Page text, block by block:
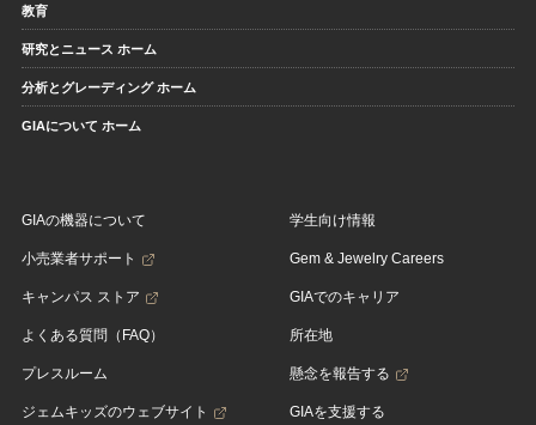
教育
研究とニュース ホーム
分析とグレーディング ホーム
GIAについて ホーム
GIAの機器について
小売業者サポート
キャンパス ストア
よくある質問（FAQ）
プレスルーム
ジェムキッズのウェブサイト
学生向け情報
Gem & Jewelry Careers
GIAでのキャリア
所在地
懸念を報告する
GIAを支援する